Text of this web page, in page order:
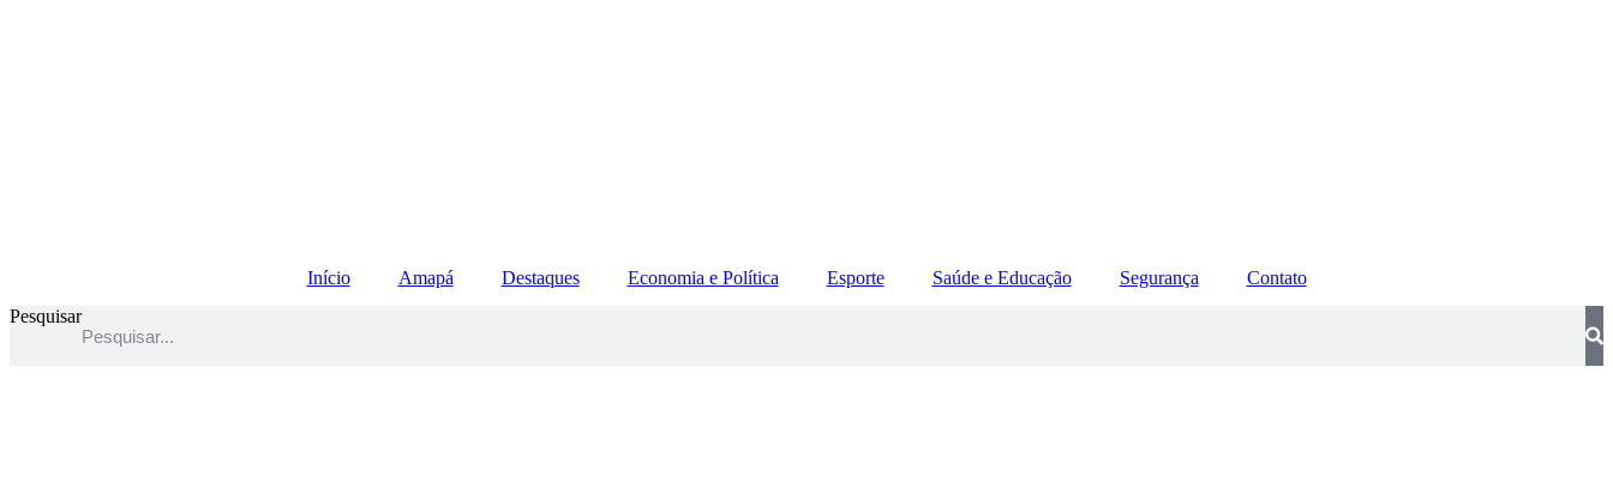
Início Amapá Destaques Economia e Política Esporte Saúde e Educação Segurança
Contato
Pesquisar